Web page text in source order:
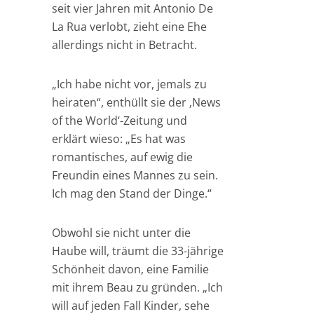
seit vier Jahren mit Antonio De
La Rua verlobt, zieht eine Ehe
allerdings nicht in Betracht.
„Ich habe nicht vor, jemals zu
heiraten“, enthüllt sie der ‚News
of the World‘-Zeitung und
erklärt wieso: „Es hat was
romantisches, auf ewig die
Freundin eines Mannes zu sein.
Ich mag den Stand der Dinge.“
Obwohl sie nicht unter die
Haube will, träumt die 33-jährige
Schönheit davon, eine Familie
mit ihrem Beau zu gründen. „Ich
will auf jeden Fall Kinder, sehe